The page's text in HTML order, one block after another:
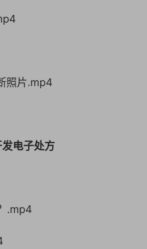
照片.mp4
电子处方
.mp4